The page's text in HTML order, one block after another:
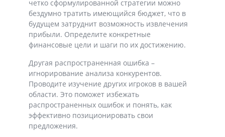
четко сформулированной стратегии можно
бездумно тратить имеющийся бюджет, что в
будущем затруднит возможность извлечения
прибыли. Определите конкретные
финансовые цели и шаги по их достижению.
Другая распространенная ошибка –
игнорирование анализа конкурентов.
Проводите изучение других игроков в вашей
области. Это поможет избежать
распространенных ошибок и понять, как
эффективно позиционировать свои
предложения.